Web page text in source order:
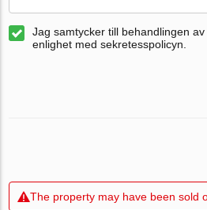
Jag samtycker till behandlingen
enlighet med sekretesspolicyn.
The property may have been sold